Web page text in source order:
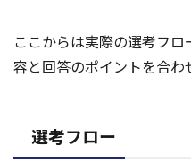
ここからは実際の選考フ
容と回答のポイントを合わ
選考フロー